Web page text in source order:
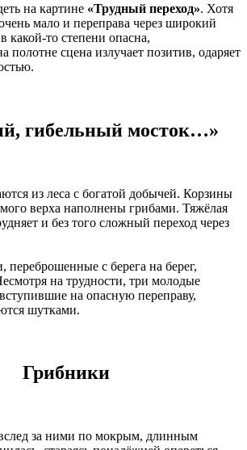
на картине «Трудный переход». Хотя
мало и переправа через широкий
какой-то степени опасна,
полотне сцена излучает позитив, одаряет
гибельный мосток…»
из леса с богатой добычей. Корзины
верха наполнены грибами. Тяжёлая
и без того сложный переход через
с берега на берег,
на трудности, три молодые
на опасную переправу,
шутками.
Грибники
за ними по мокрым, длинным